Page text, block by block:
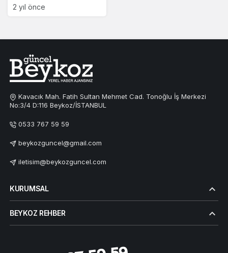
2 yıl önce
Kavacık Mah. Fatih Sultan Mehmet Cad. Tonoğlu İş Merkezi
No:3/4 D:116 Beykoz/İSTANBUL
0533 767 59 59
beykozguncel@gmail.com
iletisim@beykozguncel.com
KURUMSAL
BEYKOZ REHBER